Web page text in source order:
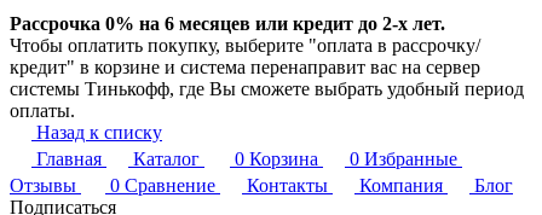
Рассрочка 0% на 6 месяцев или кредит до 2-х лет.
Чтобы оплатить покупку, выберите "оплата в рассрочку/
кредит" в корзине и система перенаправит вас на сервер
системы Тинькофф, где Вы сможете выбрать удобный период
оплаты.
Назад к списку
Главная
Каталог 0 Корзина 0 Избранные
Отзывы
0 Сравнение Контакты Компания
Блог
Подписаться